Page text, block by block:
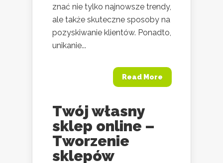
znać nie tylko najnowsze trendy,
ale także skuteczne sposoby na
pozyskiwanie klientów. Ponadto,
unikanie...
Read More
Twój własny
sklep online –
Tworzenie
sklepów